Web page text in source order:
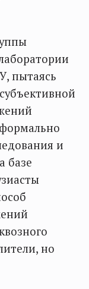
пытаясь
и
базе
но